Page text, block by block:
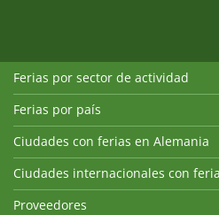
Ferias por sector de actividad
Ferias por país
Ciudades con ferias en Alemania
Ciudades internacionales con
Proveedores